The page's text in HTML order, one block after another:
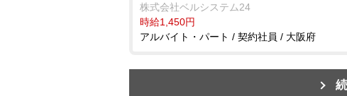
株式会社ベルシステム24
時給1,450円
アルバイト・パート / 契約社員 / 大阪府